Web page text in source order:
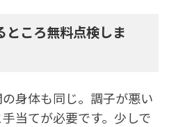
ところ無料点検しま
身体も同じ。調子が悪い
当てが必要です。少しで